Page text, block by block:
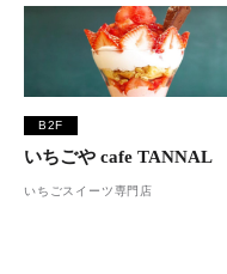
B2F
いちごや cafe TANNAL
いちごスイーツ専門店